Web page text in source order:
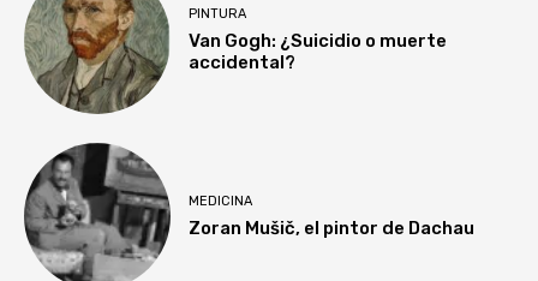
PINTURA
Van Gogh: ¿Suicidio o muerte
accidental?
MEDICINA
Zoran Mušič, el pintor de Dachau